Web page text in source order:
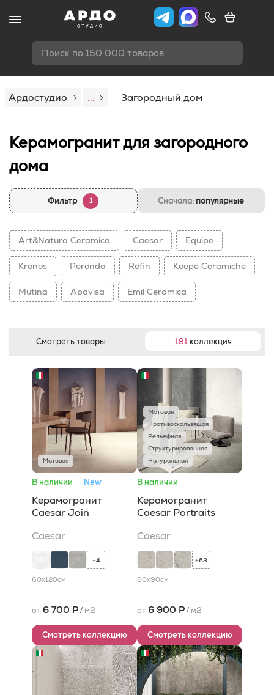
Поиск по 150 000 товаров
Ардостудио ... Загородный дом
Керамогранит для загородного
дома
Фильтр 1 Сначала: популярные
Art&Natura Ceramica Caesar Equipe
Kronos Peronda Refin Keope Ceramiche
Mutina Apavisa Emil Ceramica
Смотреть товары 191 коллекция
Матовая
В наличии New
Керамогранит
Caesar Join
Caesar
+4
60x120см
от 6 700 Р/ м2
Смотреть коллекцию
Матовая
Противоскользящая
Рельефная
Структурированная
Натуральная
В наличии
Керамогранит
Caesar Portraits
Caesar
+63
60x90см
от 6 900 Р/ м2
Смотреть коллекцию